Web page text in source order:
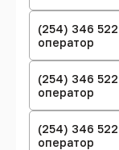
(254) 346
оператор
(254) 346
оператор
(254) 346
оператор